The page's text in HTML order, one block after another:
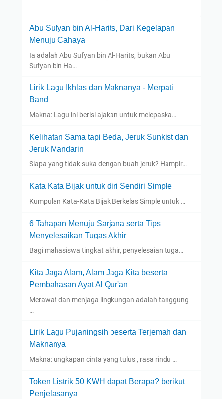
Abu Sufyan bin Al-Harits, Dari Kegelapan
Menuju Cahaya
Ia adalah Abu Sufyan bin Al-Harits, bukan Abu
Sufyan bin Ha…
Lirik Lagu Ikhlas dan Maknanya - Merpati
Band
Makna: Lagu ini berisi ajakan untuk melepaska…
Kelihatan Sama tapi Beda, Jeruk Sunkist dan
Jeruk Mandarin
Siapa yang tidak suka dengan buah jeruk? Hampir…
Kata Kata Bijak untuk diri Sendiri Simple
Kumpulan Kata-Kata Bijak Berkelas Simple untuk …
6 Tahapan Menuju Sarjana serta Tips
Menyelesaikan Tugas Akhir
Bagi mahasiswa tingkat akhir, penyelesaian tuga…
Kita Jaga Alam, Alam Jaga Kita beserta
Pembahasan Ayat Al Qur'an
Merawat dan menjaga lingkungan adalah tanggung
…
Lirik Lagu Pujaningsih beserta Terjemah dan
Maknanya
Makna: ungkapan cinta yang tulus , rasa rindu …
Token Listrik 50 KWH dapat Berapa? berikut
Penjelasanya